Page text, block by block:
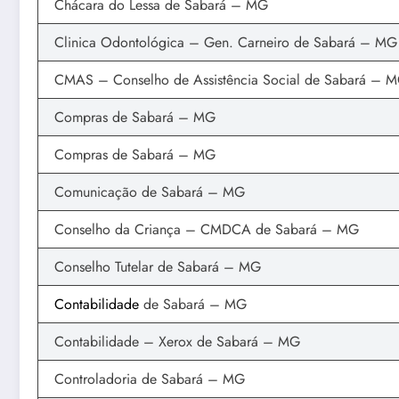
Chácara do Lessa de Sabará – MG
Clinica Odontológica – Gen. Carneiro de Sabará – MG
CMAS – Conselho de Assistência Social de Sabará –
Compras de Sabará – MG
Compras de Sabará – MG
Comunicação de Sabará – MG
Conselho da Criança – CMDCA de Sabará – MG
Conselho Tutelar de Sabará – MG
Contabilidade de Sabará – MG
Contabilidade – Xerox de Sabará – MG
Controladoria de Sabará – MG